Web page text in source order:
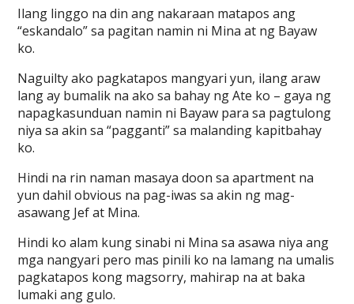
Ilang linggo na din ang nakaraan matapos ang
“eskandalo” sa pagitan namin ni Mina at ng Bayaw
ko.
Naguilty ako pagkatapos mangyari yun, ilang araw
lang ay bumalik na ako sa bahay ng Ate ko – gaya ng
napagkasunduan namin ni Bayaw para sa pagtulong
niya sa akin sa “pagganti” sa malanding kapitbahay
ko.
Hindi na rin naman masaya doon sa apartment na
yun dahil obvious na pag-iwas sa akin ng mag-
asawang Jef at Mina.
Hindi ko alam kung sinabi ni Mina sa asawa niya ang
mga nangyari pero mas pinili ko na lamang na umalis
pagkatapos kong magsorry, mahirap na at baka
lumaki ang gulo.